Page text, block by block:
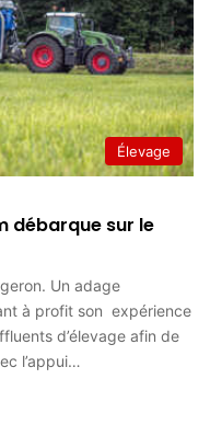
Élevage
débarque sur le
Un adage
à profit son expérience
d’élevage afin de
l’appui…